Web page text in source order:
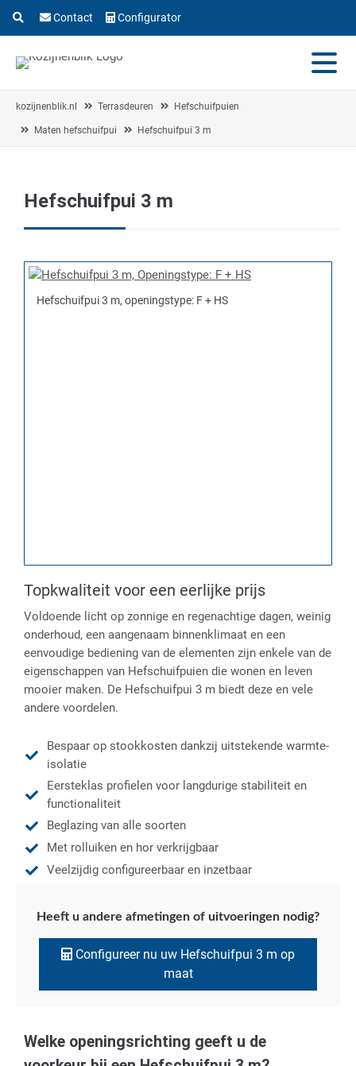
Contact Configurator
kozijnenblik.nl Terrasdeuren Hefschuifpuien
Maten hefschuifpui Hefschuifpui 3 m
Hefschuifpui 3 m
Hefschuifpui 3 m, openingstype: F + HS
Topkwaliteit voor een eerlijke prijs
Voldoende licht op zonnige en regenachtige dagen, weinig
onderhoud, een aangenaam binnenklimaat en een
eenvoudige bediening van de elementen zijn enkele van de
eigenschappen van Hefschuifpuien die wonen en leven
mooier maken. De Hefschuifpui 3 m biedt deze en vele
andere voordelen.
Bespaar op stookkosten dankzij uitstekende warmte-
isolatie
Eersteklas profielen voor langdurige stabiliteit en
functionaliteit
Beglazing van alle soorten
Met rolluiken en hor verkrijgbaar
Veelzijdig configureerbaar en inzetbaar
Heeft u andere afmetingen of uitvoeringen nodig?
Configureer nu uw Hefschuifpui 3 m op
maat
Welke openingsrichting geeft u de